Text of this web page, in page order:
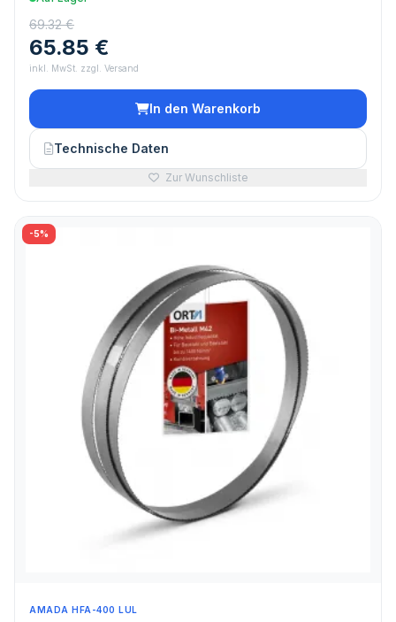
69.32 €
65.85 €
inkl. MwSt. zzgl. Versand
In den Warenkorb
Technische Daten
Zur Wunschliste
-5%
AMADA HFA-400 LUL